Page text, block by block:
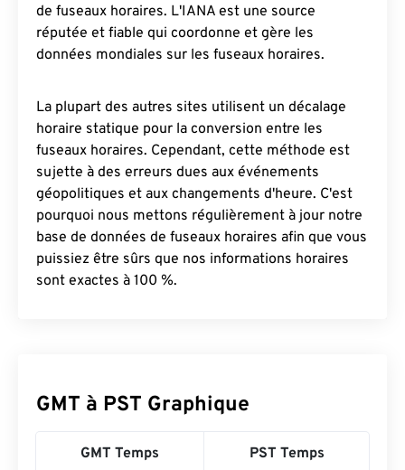
de fuseaux horaires. L'IANA est une source
réputée et fiable qui coordonne et gère les
données mondiales sur les fuseaux horaires.
La plupart des autres sites utilisent un décalage
horaire statique pour la conversion entre les
fuseaux horaires. Cependant, cette méthode est
sujette à des erreurs dues aux événements
géopolitiques et aux changements d'heure. C'est
pourquoi nous mettons régulièrement à jour notre
base de données de fuseaux horaires afin que vous
puissiez être sûrs que nos informations horaires
sont exactes à 100 %.
GMT à PST Graphique
GMT Temps PST Temps